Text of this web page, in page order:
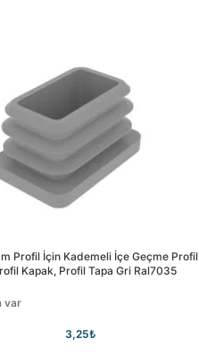
Profil İçin Kademeli İçe Geçme Profil
Kapak, Profil Tapa Gri Ral7035
var
3,25₺